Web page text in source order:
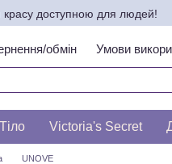
красу доступною для людей!
обмін
Умови
Тіло Victoria's Secret
UNOVE